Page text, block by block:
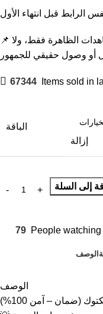
📌 ملاحظة: الخدمة تركز على عدد المشاهدات الظاهرة فقط، ولا
67344 Items sold in
الباقة
إزالة
إلى السلة
79 People
الوصف
الوصف
(ضمان – آمن 100%)